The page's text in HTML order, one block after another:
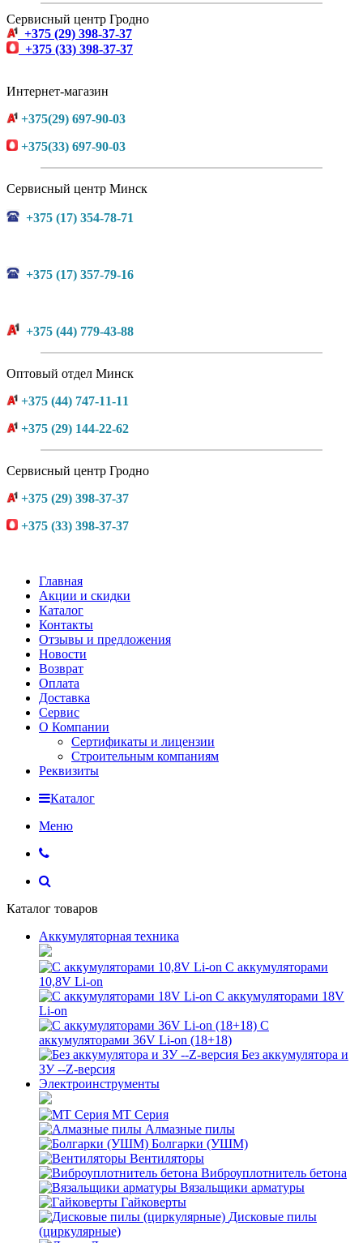
Сервисный центр Гродно
+375 (29) 398-37-37
+375 (33) 398-37-37
Интернет-магазин
+375(29) 697-90-03
+375(33) 697-90-03
Сервисный центр Минск
+375 (17) 354-78-71
+375 (17) 357-79-16
+375 (44) 779-43-88
Оптовый отдел Минск
+375 (44) 747-11-11
+375 (29) 144-22-62
Сервисный центр Гродно
+375 (29) 398-37-37
+375 (33) 398-37-37
Главная
Акции и скидки
Каталог
Контакты
Отзывы и предложения
Новости
Возврат
Оплата
Доставка
Сервис
О Компании
Сертификаты и лицензии
Строительным компаниям
Реквизиты
Каталог
Меню
Каталог товаров
Аккумуляторная техника
С аккумуляторами
10,8V Li-on
С аккумуляторами 18V
Li-on
С
аккумуляторами 36V Li-on (18+18)
Без аккумулятора и
ЗУ --Z-версия
Электроинструменты
MT Серия
Алмазные пилы
Болгарки (УШМ)
Вентиляторы
Виброуплотнитель бетона
Вязальщики арматуры
Гайковерты
Дисковые пилы
(циркулярные)